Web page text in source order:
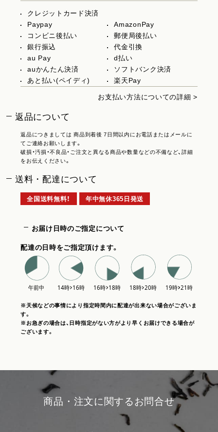
クレジットカード決済
Paypay
AmazonPay
コンビニ後払い
郵便局後払い
銀行振込
代金引換
au Pay
d払い
auかんたん決済
ソフトバンク決済
あと払い(ペイディ)
楽天Pay
お支払い方法についての詳細 >
返品について
返品につきましては 商品到着後 7日間以内にお電話またはメールに
てご連絡お願いします。
破損・汚損・不良品・ご注文と異なる商品や数量などの不備など、詳細
をお伝えください。
送料・配達について
全国送料無料！ 年中無休365日発送
お届け日時のご指定について
配達の日時をご指定頂けます。
※天候などの事情により指定時間内に配達が出来ない場合がございま
す。
※お急ぎの場合は、日時指定がない方がより早くお届けできる場合が
ございます。
商品・注文に関するお問合せ